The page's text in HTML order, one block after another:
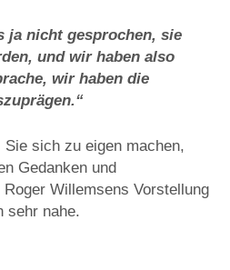
ja nicht gesprochen, sie
und wir haben also
wir haben die
Sie sich zu eigen machen,
Gedanken und
Willemsens Vorstellung
sehr nahe.